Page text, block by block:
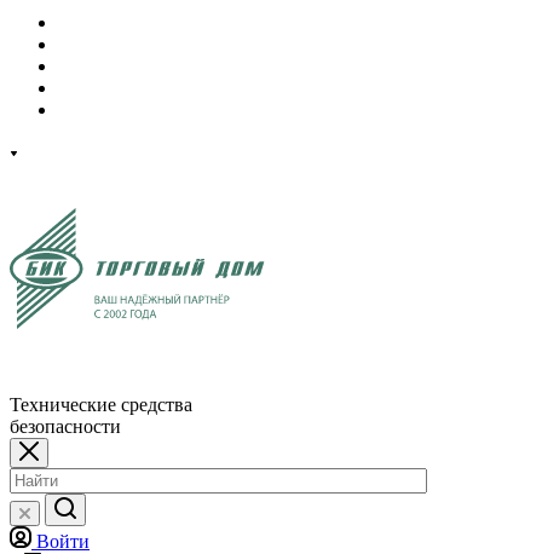
Технические средства
безопасности
Войти